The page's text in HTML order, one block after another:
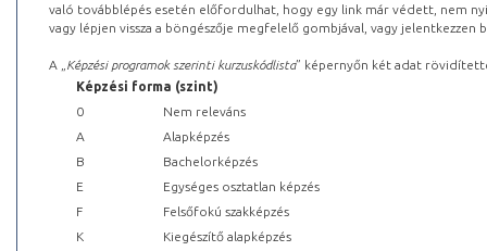
való továbblépés esetén előfordulhat, hogy egy link már védett, nem
vagy lépjen vissza a böngészője megfelelő gombjával, vagy
A „ Képzési programok szerinti kurzuskódlista” képernyőn két adat
Képzési forma (szint)
0
Nem releváns
A
Alapképzés
B
Bachelorképzés
E
Egységes osztatlan képzés
F
Felsőfokú szakképzés
K
Kiegészítő alapképzés